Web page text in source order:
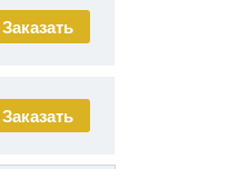
Заказать
Заказать